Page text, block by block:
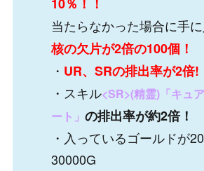
当たらなかった場合に手
核の欠片が2倍の100個！
・ UR、SRの排出率が2倍!
・スキル<SR>(精霊)「キュ
ート」 の排出率が約2倍！
・入っているゴールドが
30000G